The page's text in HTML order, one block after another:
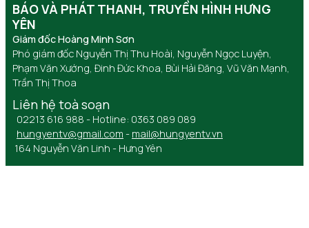
BÁO VÀ PHÁT THANH, TRUYỀN HÌNH HƯNG
YÊN
Giám đốc Hoàng Minh Sơn
Phó giám đốc Nguyễn Thị Thu Hoài, Nguyễn Ngọc Luyện,
Phạm Văn Xướng, Đinh Đức Khoa, Bùi Hải Đăng, Vũ Văn Mạnh,
Trần Thị Thoa
Liên hệ toà soạn
02213 616 988 - Hotline: 0363 089 089
hungyentv@gmail.com - mail@hungyentv.vn
164 Nguyễn Văn Linh - Hưng Yên